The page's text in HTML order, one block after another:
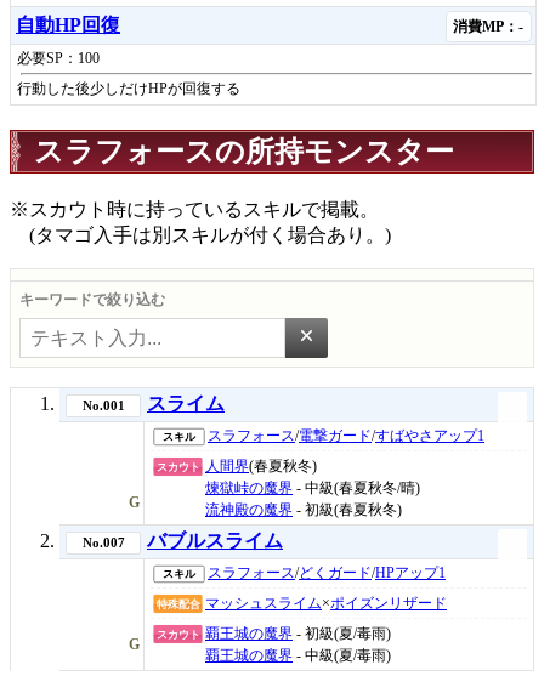
自動HP回復
消費MP：-
必要SP：100
行動した後少しだけHPが回復する
スラフォースの所持モンスター
※スカウト時に持っているスキルで掲載。
(タマゴ入手は別スキルが付く場合あり。)
キーワードで絞り込む
×
No.001 スライム
G
スキル スラフォース/電撃ガード/すばやさアップ1
スカウト 人間界(春夏秋冬)
煉獄峠の魔界 - 中級(春夏秋冬/晴)
流神殿の魔界 - 初級(春夏秋冬)
No.007 バブルスライム
G
スキル スラフォース/どくガード/HPアップ1
特殊配合 マッシュスライム×ポイズンリザード
スカウト 覇王城の魔界 - 初級(夏/毒雨)
覇王城の魔界 - 中級(夏/毒雨)